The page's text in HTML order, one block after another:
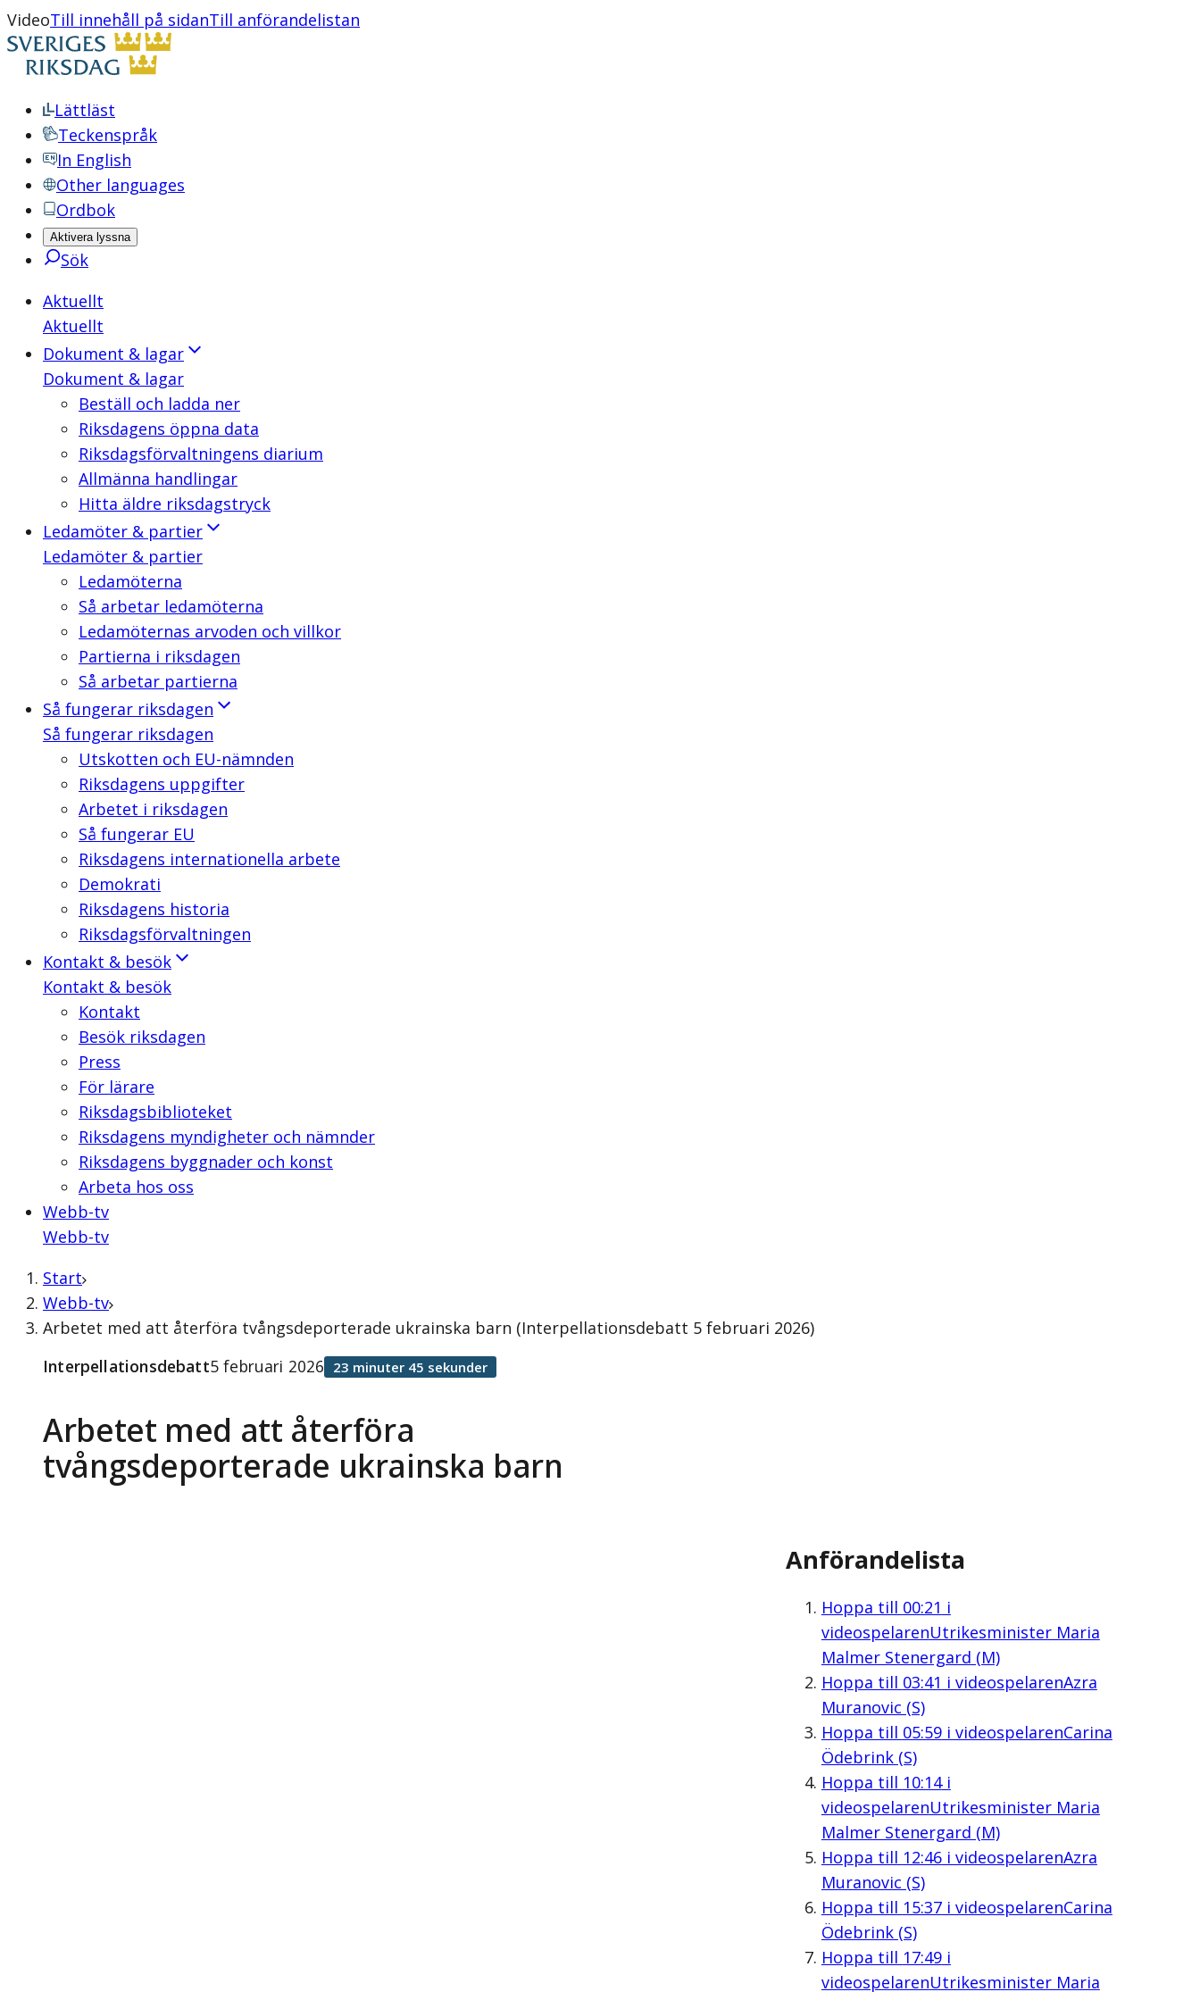
VideoTill innehåll på sidanTill anförandelistan
Lättläst
Teckenspråk
In English
Other languages
Ordbok
Aktivera lyssna
Sök
Aktuellt
Aktuellt
Dokument & lagar
Dokument & lagar
Beställ och ladda ner
Riksdagens öppna data
Riksdagsförvaltningens diarium
Allmänna handlingar
Hitta äldre riksdagstryck
Ledamöter & partier
Ledamöter & partier
Ledamöterna
Så arbetar ledamöterna
Ledamöternas arvoden och villkor
Partierna i riksdagen
Så arbetar partierna
Så fungerar riksdagen
Så fungerar riksdagen
Utskotten och EU-nämnden
Riksdagens uppgifter
Arbetet i riksdagen
Så fungerar EU
Riksdagens internationella arbete
Demokrati
Riksdagens historia
Riksdagsförvaltningen
Kontakt & besök
Kontakt & besök
Kontakt
Besök riksdagen
Press
För lärare
Riksdagsbiblioteket
Riksdagens myndigheter och nämnder
Riksdagens byggnader och konst
Arbeta hos oss
Webb-tv
Webb-tv
Start
Webb-tv
Arbetet med att återföra tvångsdeporterade ukrainska barn (Interpellationsdebatt 5 februari 2026)
Arbetet med att återföra
tvångsdeporterade ukrainska barn
Interpellationsdebatt5 februari 2026 23 minuter 45 sekunder
Anförandelista
Hoppa till 00:21 i
videospelarenUtrikesminister Maria
Malmer Stenergard (M)
Hoppa till 03:41 i videospelarenAzra
Muranovic (S)
Hoppa till 05:59i videospelarenCarina
Ödebrink (S)
Hoppa till 10:14i
videospelarenUtrikesminister Maria
Malmer Stenergard (M)
Hoppa till 12:46i videospelarenAzra
Muranovic (S)
Hoppa till 15:37i videospelarenCarina
Ödebrink (S)
Hoppa till 17:49i
videospelarenUtrikesminister Maria